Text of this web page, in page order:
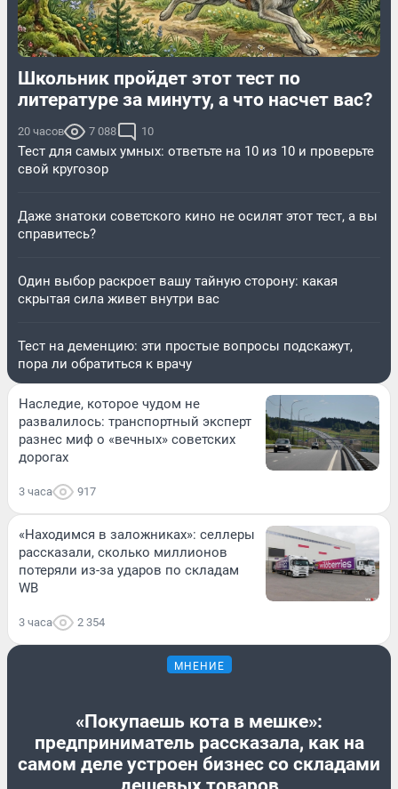
Школьник пройдет этот тест по
литературе за минуту, а что насчет вас?
20 часов 7 088 10
Тест для самых умных: ответьте на 10 из 10 и проверьте
свой кругозор
Даже знатоки советского кино не осилят этот тест, а вы
справитесь?
Один выбор раскроет вашу тайную сторону: какая
скрытая сила живет внутри вас
Тест на деменцию: эти простые вопросы подскажут,
пора ли обратиться к врачу
Наследие, которое чудом не
развалилось: транспортный эксперт
разнес миф о «вечных» советских
дорогах
3 часа 917
«Находимся в заложниках»: селлеры
рассказали, сколько миллионов
потеряли из-за ударов по складам
WB
3 часа 2 354
МНЕНИЕ
«Покупаешь кота в мешке»:
предприниматель рассказала, как на
самом деле устроен бизнес со складами